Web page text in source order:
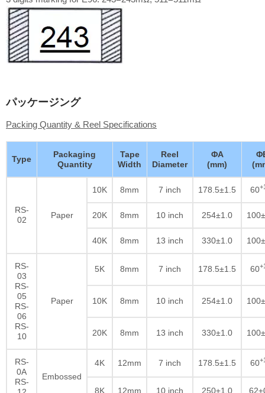
パッケージング
Packing Quantity & Reel Specifications
Type
Packaging
Quantity
Tape
Width
Reel
Diameter
ΦA
(mm)
RS-
02
Paper
10K 8mm 7 inch 178.5±1.5 60
20K 8mm 10 inch 254±1.0
40K 8mm 13 inch 330±1.0
RS-
03
RS-
05
RS-
06
RS-
10
Paper
5K 8mm 7 inch 178.5±1.5 60
10K 8mm 10 inch 254±1.0
20K 8mm 13 inch 330±1.0
RS-
0A
RS-
Embossed
4K 12mm 7 inch 178.5±1.5 60
8K 12mm 10 inch 250±1.0